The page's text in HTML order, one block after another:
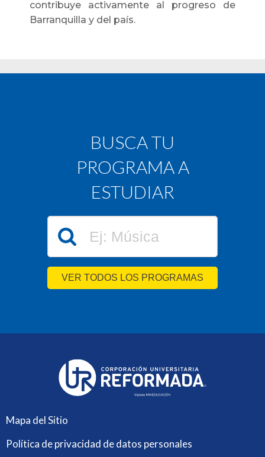
contribuye activamente al progreso de
Barranquilla y del país.
BUSCA TU
PROGRAMA A
ESTUDIAR
VER TODOS LOS PROGRAMAS
Mapa del Sitio
Política de privacidad de datos personales